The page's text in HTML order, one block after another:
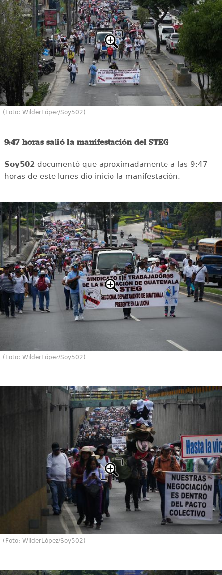
(Foto: WilderLópez/Soy502)
9:47 horas salió la manifestación del STEG
Soy502documentó que aproximadamente a las 9:47
horas de este lunes dio inicio la manifestación.
(Foto: WilderLópez/Soy502)
(Foto: WilderLópez/Soy502)